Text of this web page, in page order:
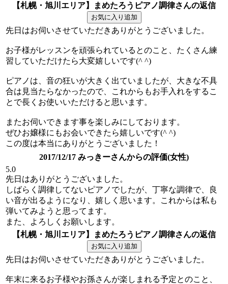
【札幌・旭川エリア】まめたろうピアノ調律さんの返信
先日はお伺いさせていただきありがとうございました。
お子様がレッスンを頑張られているとのこと、たくさん練
習していただけたら大変嬉しいです(^ ^)
ピアノは、音の狂いが大きく出ていましたが、大きな不具
合は見当たらなかったので、これからもお手入れをするこ
とで長くお使いいただけると思います。
またお伺いできます事を楽しみにしております。
ぜひお嬢様にもお会いできたら嬉しいです(^ ^)
この度は本当にありがとうございました！
2017/12/17 みっきーさんからの評価(女性)
5.0
先日はありがとうございました。
しばらく調律してないピアノでしたが、丁寧な調律で、良
い音が出るようになり、嬉しく思います。これからは私も
弾いてみようと思ってます。
また、よろしくお願いします。
【札幌・旭川エリア】まめたろうピアノ調律さんの返信
先日はお伺いさせていただきありがとうございました。
年末に来るお子様やお孫さんが楽しまれる予定とのこと、